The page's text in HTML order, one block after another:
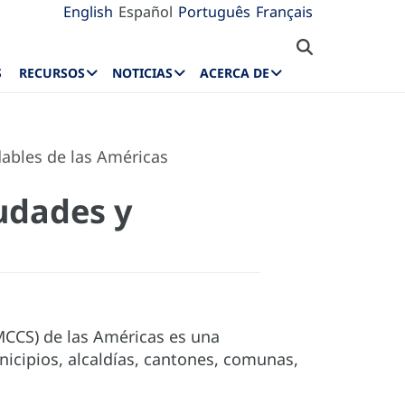
English Español Português Français
RECURSOS NOTICIAS ACERCA DE
de las Américas
y
de las Américas es una
alcaldías, cantones, comunas,